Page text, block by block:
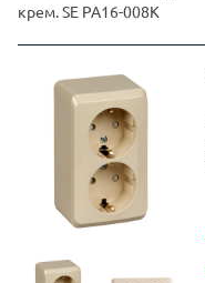
крем. SE PA16-008K